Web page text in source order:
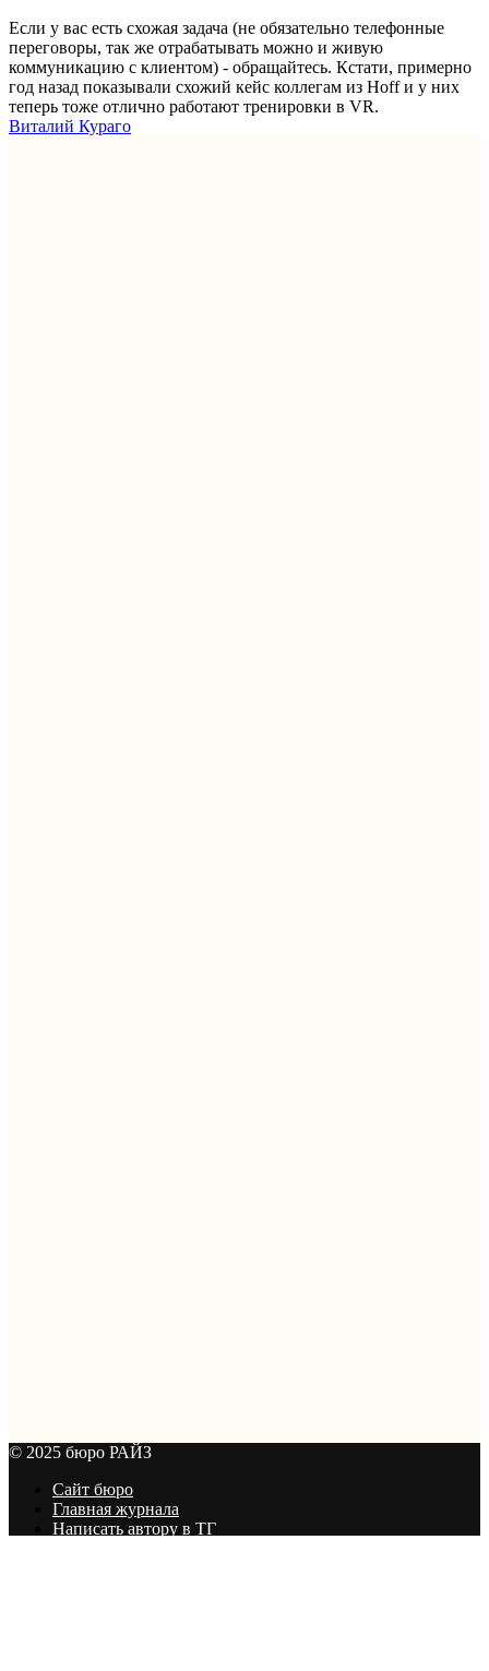
Если у вас есть схожая задача (не обязательно телефонные
переговоры, так же отрабатывать можно и живую
коммуникацию с клиентом) - обращайтесь. Кстати, примерно
год назад показывали схожий кейс коллегам из Hoff и у них
теперь тоже отлично работают тренировки в VR.
Виталий Кураго
© 2025 бюро РАЙЗ
Сайт бюро
Главная журнала
Написать автору в ТГ